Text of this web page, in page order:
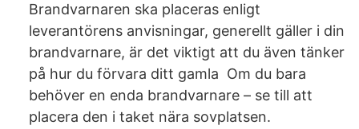
Brandvarnaren ska placeras enligt
leverantörens anvisningar, generellt gäller i din
brandvarnare, är det viktigt att du även tänker
på hur du förvara ditt gamla Om du bara
behöver en enda brandvarnare – se till att
placera den i taket nära sovplatsen.